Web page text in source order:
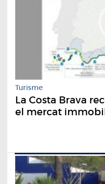
Turisme
La Costa Brava
el mercat